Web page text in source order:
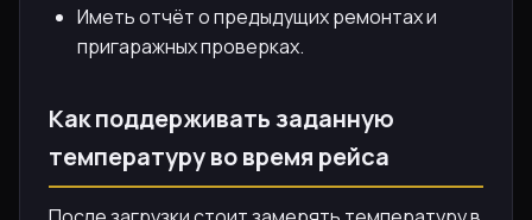
Иметь отчёт о предыдущих ремонтах и
пригаражных проверках.
Как поддерживать заданную
температуру во время рейса